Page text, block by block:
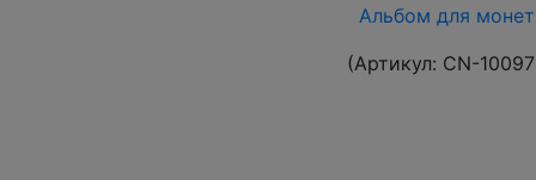
Альбом для
(Артикул: CN-